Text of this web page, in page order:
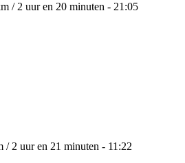
/ 2 uur en 20 minuten - 21:05
/ 2 uur en 21 minuten - 11:22